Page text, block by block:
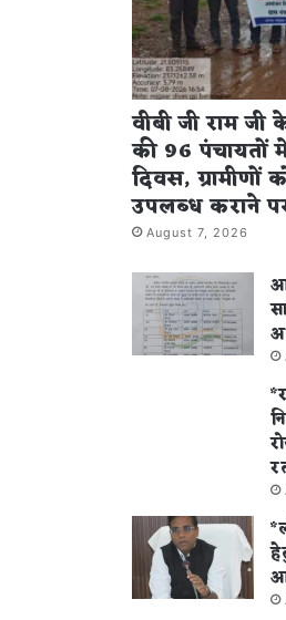
वीबी जी राम
की 96 पंचायतों
दिवस, ग्रामीणों
उपलब्ध कराने
August 7, 2026